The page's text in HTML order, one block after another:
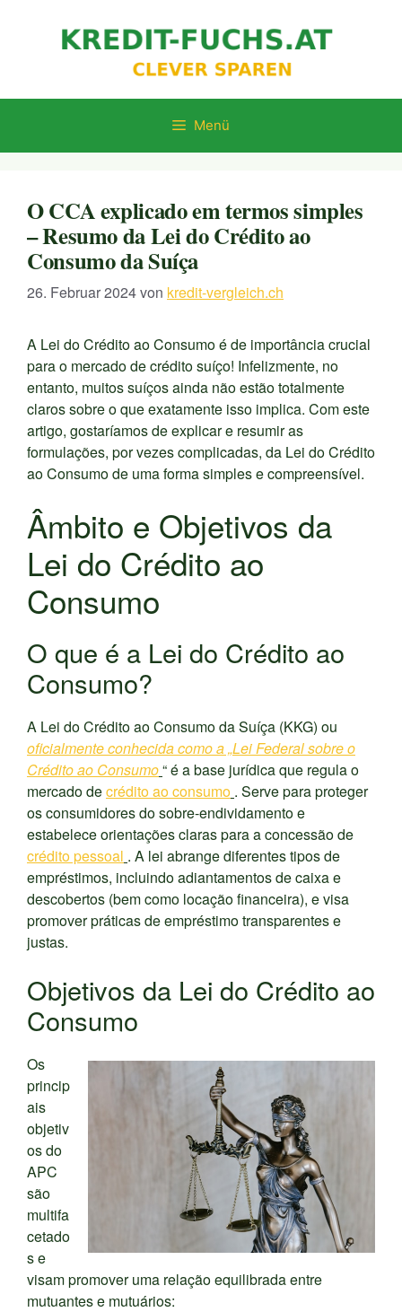
Menü
O CCA explicado em termos simples
– Resumo da Lei do Crédito ao
Consumo da Suíça
26. Februar 2024von kredit-vergleich.ch
A Lei do Crédito ao Consumo é de importância crucial
para o mercado de crédito suíço! Infelizmente, no
entanto, muitos suíços ainda não estão totalmente
claros sobre o que exatamente isso implica. Com este
artigo, gostaríamos de explicar e resumir as
formulações, por vezes complicadas, da Lei do Crédito
ao Consumo de uma forma simples e compreensível.
Âmbito e Objetivos da
Lei do Crédito ao
Consumo
O que é a Lei do Crédito ao
Consumo?
A Lei do Crédito ao Consumo da Suíça (KKG) ou
oficialmente conhecida como a „Lei Federal sobre o
Crédito ao Consumo“ é a base jurídica que regula o
mercado decrédito ao consumo . Serve para proteger
os consumidores do sobre-endividamento e
estabelece orientações claras para a concessão de
crédito pessoal . A lei abrange diferentes tipos de
empréstimos, incluindo adiantamentos de caixa e
descobertos (bem como locação financeira), e visa
promover práticas de empréstimo transparentes e
justas.
Objetivos da Lei do Crédito ao
Consumo
Os
princip
ais
objetiv
os do
APC
são
multifa
cetado
s e
visam promover uma relação equilibrada entre
mutuantes e mutuários: